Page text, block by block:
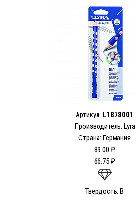
Артикул: L1878001
Производитель: Lyra
Страна: Германия
89.00 ₽
66.75 ₽
Твердость: B